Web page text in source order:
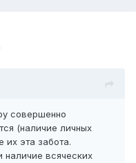
совершенно
(наличие личных
их эта забота.
наличие всяческих